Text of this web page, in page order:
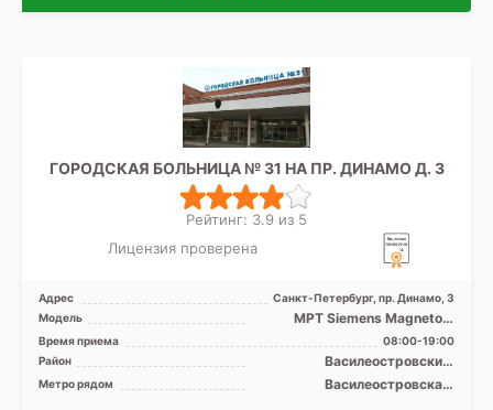
ГОРОДСКАЯ БОЛЬНИЦА № 31 НА ПР. ДИНАМО Д. 3
Рейтинг: 3.9 из 5
Лицензия проверена
Адрес
Санкт-Петербург, пр. Динамо, 3
Модель
МРТ Siemens Magnetom
Espree 1.5T закрытый тип, КТ
Aquilion 64 фирмы To ...
Время приема
08:00-19:00
Район
Василеостровский,
Петроградский, Приморский
Метро рядом
Василеостровская,